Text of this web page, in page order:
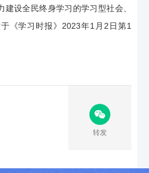
设全民终身学习的学习型社会、
《学习时报》2023年1月2日第1
转发